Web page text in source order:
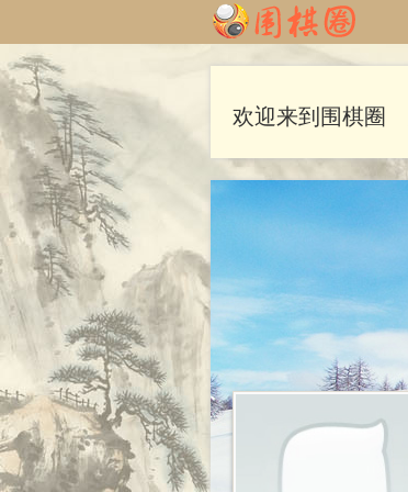
欢迎来到围棋圈